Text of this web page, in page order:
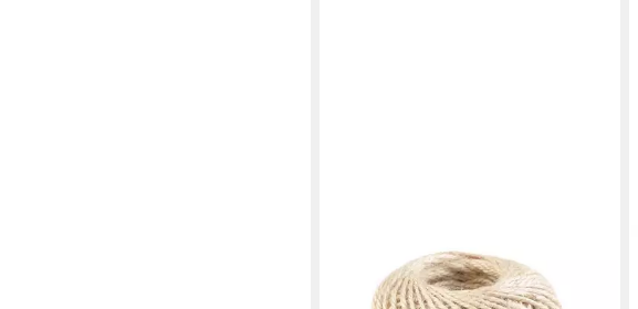
Jute Schnur Ø2 mm Bastelgarn,
(Set)